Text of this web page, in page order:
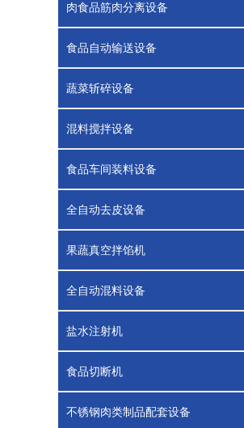
肉食品筋肉分离设备
食品自动输送设备
蔬菜斩碎设备
混料搅拌设备
食品车间装料设备
全自动去皮设备
果蔬真空拌馅机
全自动混料设备
盐水注射机
食品切断机
不锈钢肉类制品配套设备